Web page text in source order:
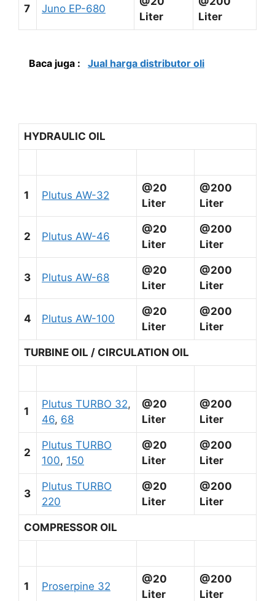
7 Juno EP-680
Liter
Liter
Baca juga : Jual harga distributor oli
HYDRAULIC OIL
1 Plutus AW-32
@20
Liter
@200
Liter
2 Plutus AW-46
@20
Liter
@200
Liter
3 Plutus AW-68
@20
Liter
@200
Liter
4 Plutus AW-100
@20
Liter
@200
Liter
TURBINE OIL / CIRCULATION OIL
1
Plutus TURBO 32,
46, 68
@20
Liter
@200
Liter
2
Plutus TURBO
100, 150
@20
Liter
@200
Liter
3
Plutus TURBO
220
@20
Liter
@200
Liter
COMPRESSOR OIL
1 Proserpine 32
@20
Liter
@200
Liter